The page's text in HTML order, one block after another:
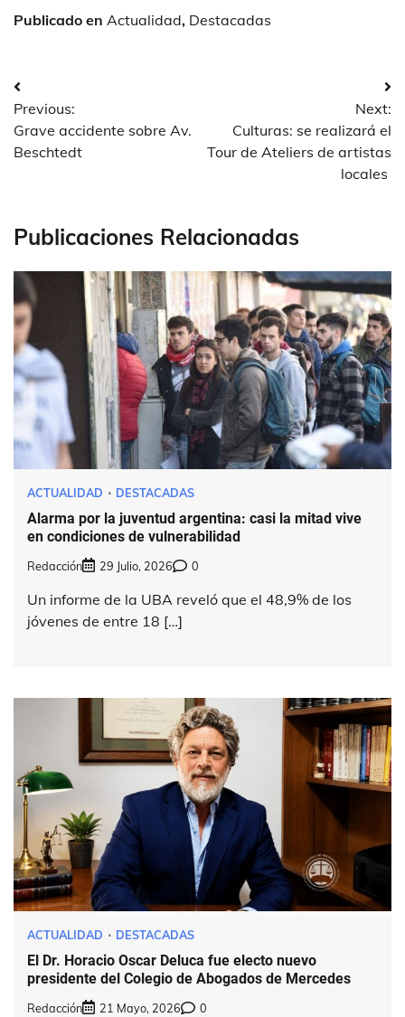
Publicado en Actualidad, Destacadas
Navegación
de
entradas
Previous:
Grave accidente sobre Av.
Beschtedt
Next:
Culturas: se realizará el
Tour de Ateliers de artistas
locales
Publicaciones Relacionadas
ACTUALIDAD DESTACADAS
Alarma por la juventud argentina: casi la mitad vive
en condiciones de vulnerabilidad
Redacción 29 Julio, 2026 0
Un informe de la UBA reveló que el 48,9% de los
jóvenes de entre 18 […]
ACTUALIDAD DESTACADAS
El Dr. Horacio Oscar Deluca fue electo nuevo
presidente del Colegio de Abogados de Mercedes
Redacción 21 Mayo, 2026 0